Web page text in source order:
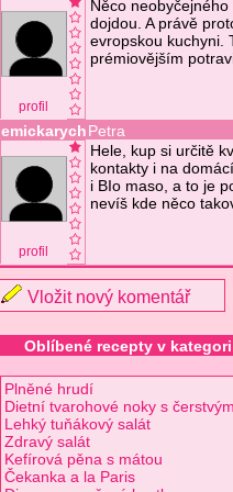
profil
Něco
dojdou. A právě
evropskou kuchyni.
prémiovějším
emickarychPetra
profil
Hele, kup si určitě
kontakty i na
i BIo maso, a to je
nevíš kde něco
Vložit nový komentář
Oblíbené recepty v
Plněné hrudí
Dietní tvarohové noky s
Lehký tuňákový salát
Zdravý salát
Kefírová pěna s mátou
Čekanka a la Paris